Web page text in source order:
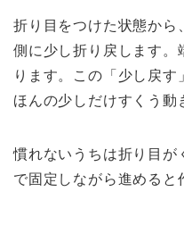
折り目をつけた状態から
側に少し折り戻します。
ります。この「少し戻
ほんの少しだけすくう動
慣れないうちは折り目が
で固定しながら進めると